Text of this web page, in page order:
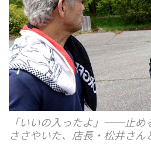
「いいの入ったよ」──止め
ささやいた、店長・松井さん